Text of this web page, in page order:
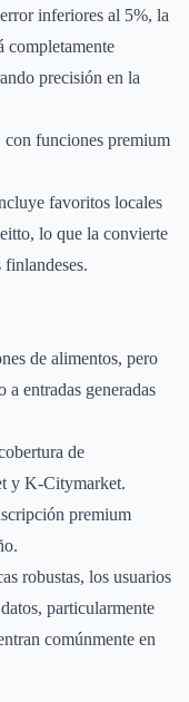
inferiores al 5%, la
completamente
precisión en la
funciones premium
favoritos locales
lo que la convierte
finlandeses.
de alimentos, pero
a entradas generadas
de
y K-Citymarket.
premium
robustas, los usuarios
particularmente
comúnmente en